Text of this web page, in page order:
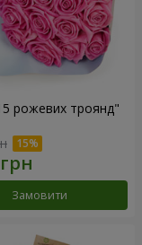
рожевих троянд"
Замовити